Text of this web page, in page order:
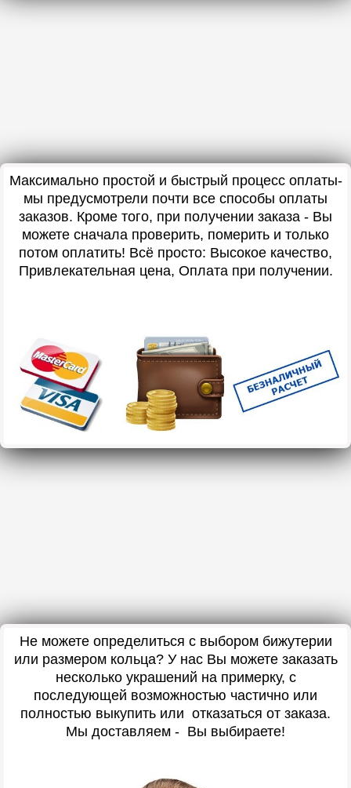
Максимально простой и быстрый процесс оплаты-
мы предусмотрели почти все способы оплаты
заказов. Кроме того, при получении заказа - Вы
можете сначала проверить, померить и только
потом оплатить! Всё просто: Высокое качество,
Привлекательная цена, Оплата при получении.
Не можете определиться с выбором бижутерии
или размером кольца? У нас Вы можете заказать
несколько украшений на примерку, с
последующей возможностью частично или
полностью выкупить или отказаться от заказа.
Мы доставляем - Вы выбираете!